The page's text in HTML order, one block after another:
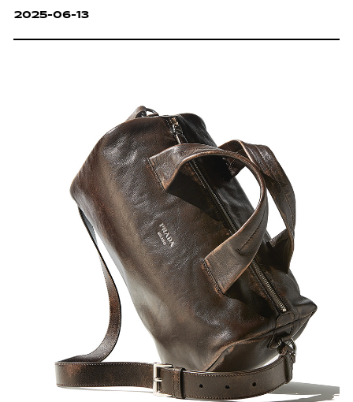
2025-06-13